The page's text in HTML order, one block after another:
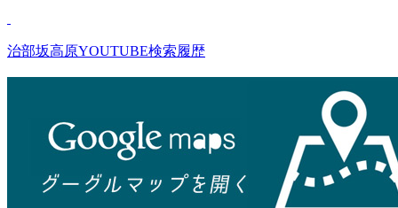
治部坂高原YOUTUBE検索履歴